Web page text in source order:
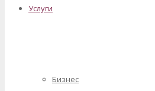
Услуги
Бизнес